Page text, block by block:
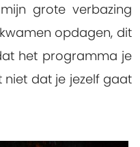
grote verbazing
opdagen, dit
het programma je
dat je jezelf gaat